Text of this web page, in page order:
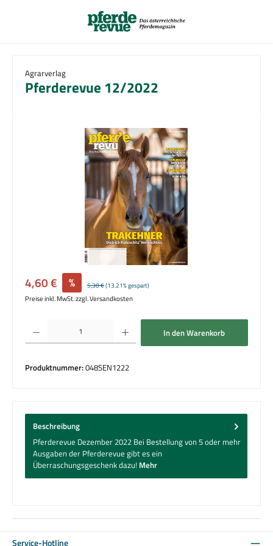
Agrarverlag
Pferderevue 12/2022
Bildergalerie überspringen
Verkaufspreis:
4,60 € % Regulärer Preis:
5,30 €(13.21% gespart)
Preise inkl. MwSt. zzgl. Versandkosten
Produkt Anzahl: Gib den gewünschten Wert ein oder benutze die Schaltflächen um
In den Warenkorb
Produktnummer:048SEN1222
Beschreibung
Pferderevue Dezember 2022 Bei Bestellung von 5 oder mehr
Ausgaben der Pferderevue gibt es ein
Überraschungsgeschenk dazu! Mehr
Service-Hotline